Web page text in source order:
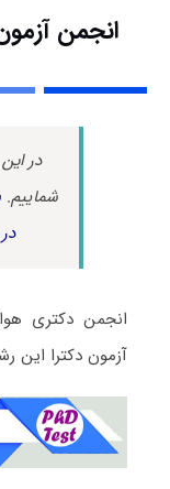
انجمن
در
شماییم.
انجمن دکتری
آزمون دکترا این